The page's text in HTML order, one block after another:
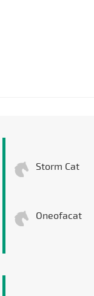
Storm Cat
Oneofacat